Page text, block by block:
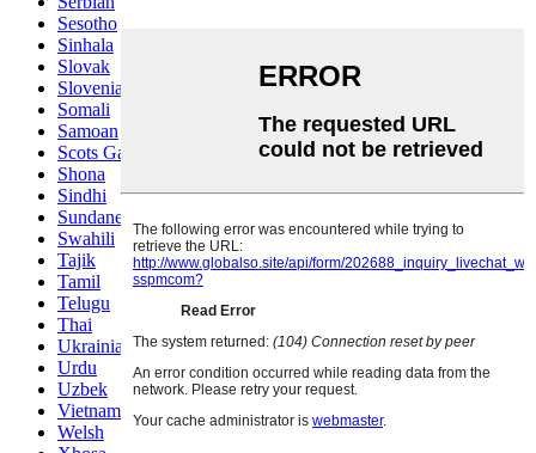
Sesotho
Sinhala
Slovak
Slovenian
Somali
Samoan
Scots Gaelic
Shona
Sindhi
Sundanese
Swahili
Tajik
Tamil
Telugu
Thai
Ukrainian
Urdu
Uzbek
Vietnamese
Welsh